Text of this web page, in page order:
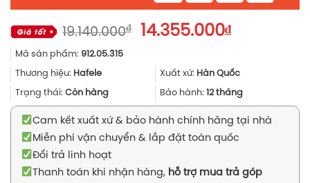
19.140.000₫
Giá
19.140.000₫.
14.355.000₫Giá
là:
Mã sản phẩm: 912.05.315
Thương hiệu: Hafele Xuất xứ: Hàn Quốc
Trạng thái: Còn hàng Bảo hành: 12 tháng
Cam kết xuất xứ & bảo hành chính hãng tại nhà
Miễn phí vận chuyển & lắp đặt toàn quốc
Đổi trả linh hoạt
Thanh toán khi nhận hàng, hỗ trợ mua trả góp